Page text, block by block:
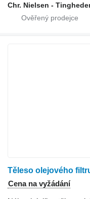
Chr. Nielsen -
Cena na vyžádání